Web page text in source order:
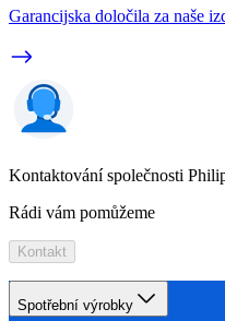
Garancijska določila za naše
Kontaktování společnosti
Rádi vám pomůžeme
Kontakt
Spotřební výrobky